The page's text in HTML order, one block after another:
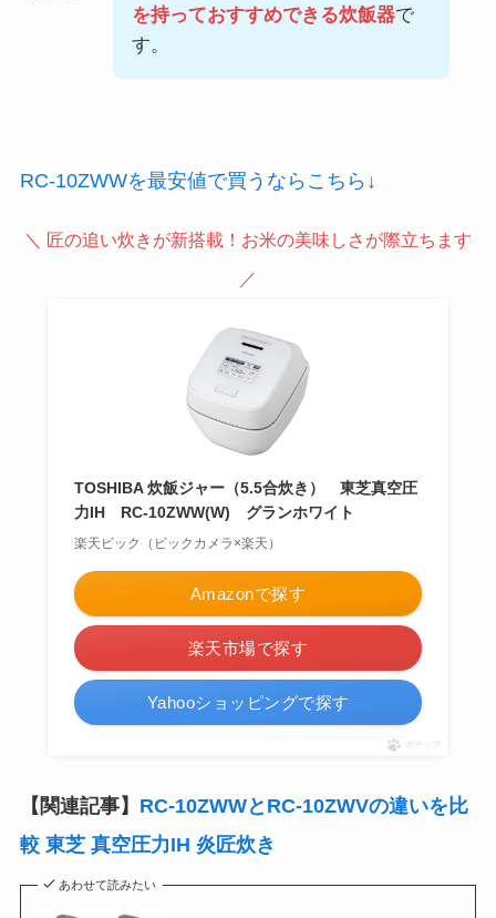
を持っておすすめできる炊飯器で
す。
RC-10ZWWを最安値で買うならこちら↓
＼ 匠の追い炊きが新搭載 ！お米の美味しさが際立ちます
／
TOSHIBA 炊飯ジャー（5.5合炊き） 東芝真空圧
力IH RC-10ZWW(W) グランホワイト
楽天ビック（ビックカメラ×楽天）
Amazonで探す
楽天市場で探す
Yahooショッピングで探す
ポチップ
【関連記事】 RC-10ZWWとRC-10ZWVの違いを比
較 東芝 真空圧力IH 炎匠炊き
あわせて読みたい